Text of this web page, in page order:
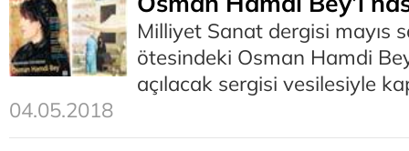
Milliyet Sanat dergisi mayıs
ötesindeki Osman Hamdi
açılacak sergisi vesilesiyle
04.05.2018